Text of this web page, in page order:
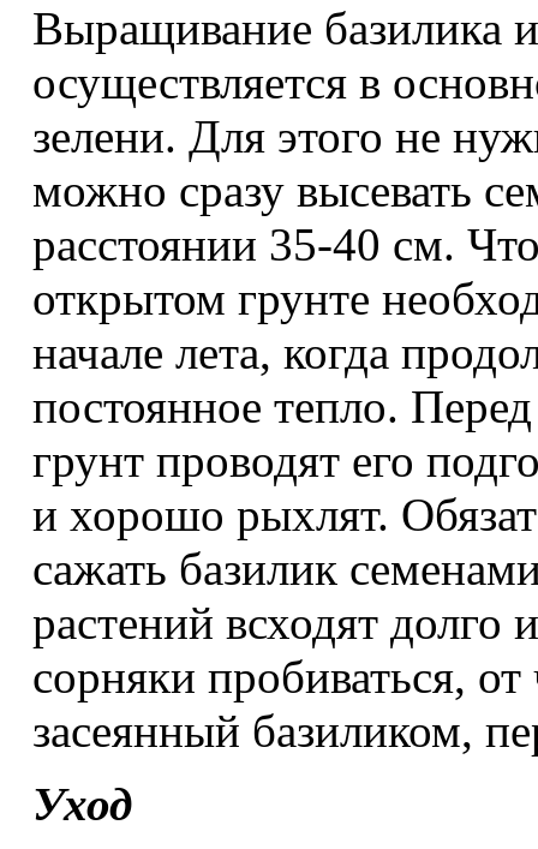
Выращивание базилика
осуществляется в
зелени. Для этого не
можно сразу высевать
расстоянии 35-40 см.
открытом грунте
начале лета, когда
постоянное тепло.
грунт проводят его
и хорошо рыхлят.
сажать базилик
растений всходят долго
сорняки пробиваться,
засеянный базиликом,
Уход